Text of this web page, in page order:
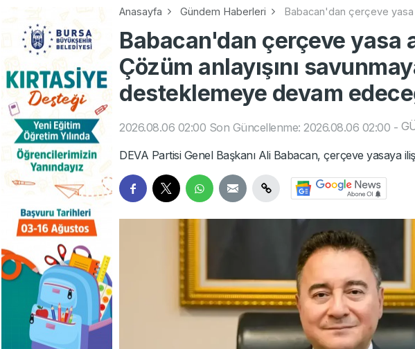
Anasayfa Gündem Haberleri Babacan'dan çerçeve yasa
Babacan'dan çerçeve yasa
Çözüm anlayışını
desteklemeye devam
2026.08.06 02:00 Son Güncellenme: 2026.08.06 02:00 -
DEVA Partisi Genel Başkanı Ali Babacan, çerçeve yasaya